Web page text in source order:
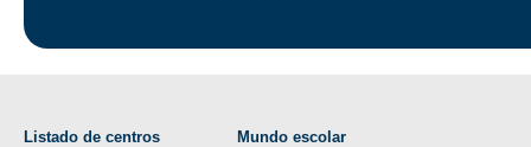
Listado de centros Mundo escolar